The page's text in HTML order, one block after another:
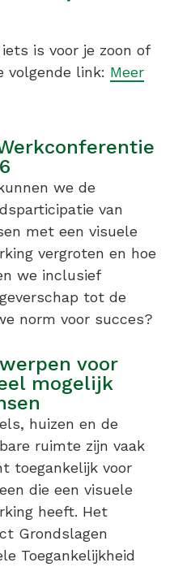
is voor je zoon of
volgende link: Meer
we de
van
met een visuele
vergroten en hoe
we inclusief
tot de
norm voor succes?
voor
mogelijk
huizen en de
ruimte zijn vaak
toegankelijk voor
die een visuele
heeft. Het
Grondslagen
Toegankelijkheid